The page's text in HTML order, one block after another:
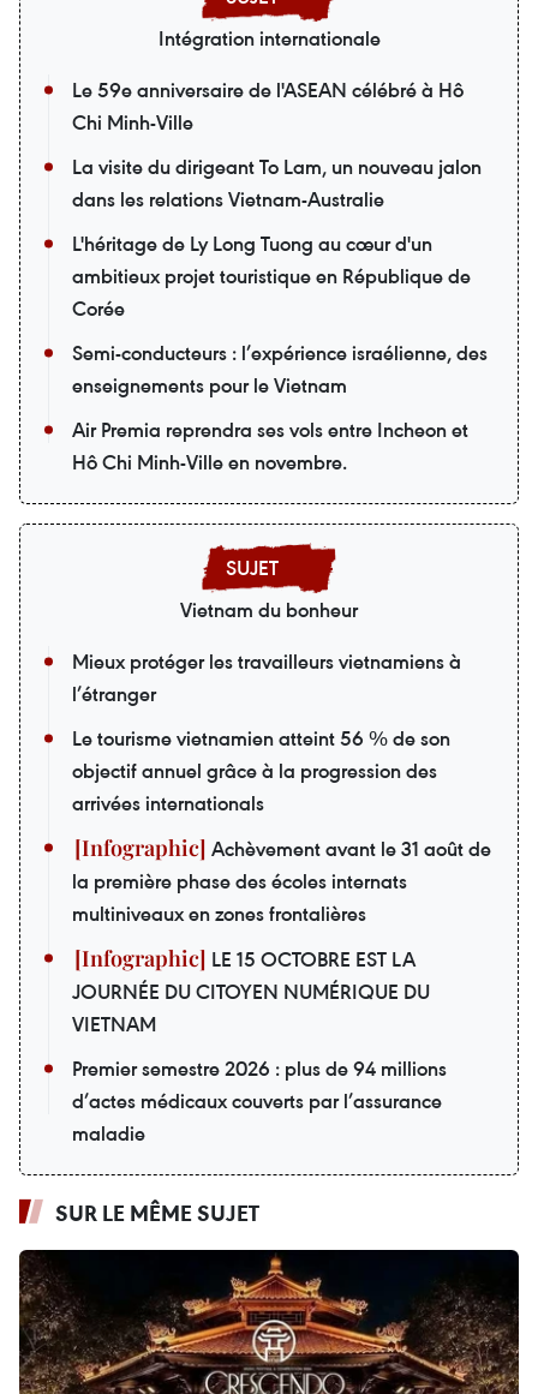
Intégration internationale
Le 59e anniversaire de l'ASEAN célébré à Hô
Chi Minh-Ville
La visite du dirigeant To Lam, un nouveau jalon
dans les relations Vietnam-Australie
L'héritage de Ly Long Tuong au cœur d'un
ambitieux projet touristique en République de
Corée
Semi-conducteurs : l’expérience israélienne, des
enseignements pour le Vietnam
Air Premia reprendra ses vols entre Incheon et
Hô Chi Minh-Ville en novembre.
Vietnam du bonheur
Mieux protéger les travailleurs vietnamiens à
l’étranger
Le tourisme vietnamien atteint 56 % de son
objectif annuel grâce à la progression des
arrivées internationals
Achèvement avant le 31 août de
la première phase des écoles internats
multiniveaux en zones frontalières
LE 15 OCTOBRE EST LA
JOURNÉE DU CITOYEN NUMÉRIQUE DU
VIETNAM
Premier semestre 2026 : plus de 94 millions
d’actes médicaux couverts par l’assurance
maladie
SUR LE MÊME SUJET